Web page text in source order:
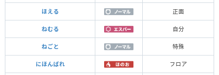
ほえる 正面
ねむる 自分
ねごと 特殊
にほんばれ フロア